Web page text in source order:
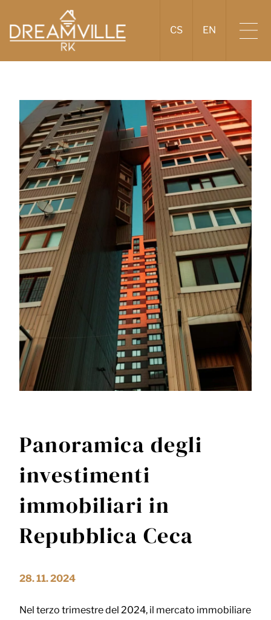
CS EN
Panoramica degli
investimenti
immobiliari in
Repubblica Ceca
28. 11. 2024
Nel terzo trimestre del 2024, il mercato immobiliare